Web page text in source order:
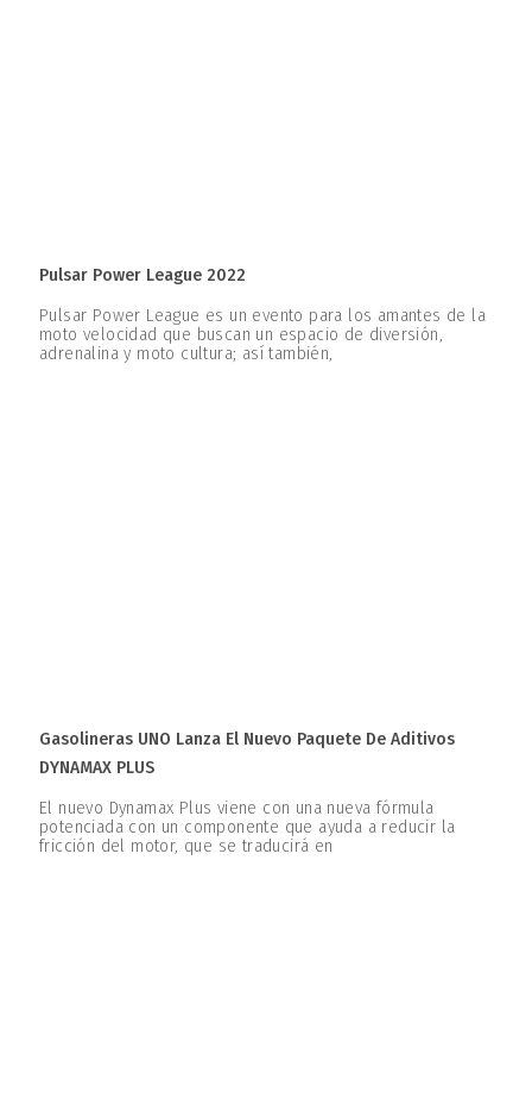
Pulsar Power League 2022
Pulsar Power League es un evento para los amantes de la
moto velocidad que buscan un espacio de diversión,
adrenalina y moto cultura; así también,
Gasolineras UNO Lanza El Nuevo Paquete De Aditivos
DYNAMAX PLUS
El nuevo Dynamax Plus viene con una nueva fórmula
potenciada con un componente que ayuda a reducir la
fricción del motor, que se traducirá en